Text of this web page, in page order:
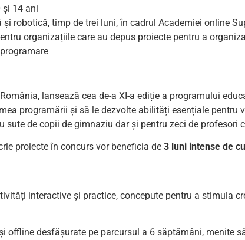
și 14 ani
robotică, timp de trei luni, în cadrul Academiei online
organizațiile care au depus proiecte pentru a
lansează cea de-a XI-a ediție a programului
programării și să le dezvolte abilități esențiale pentru
de copii de gimnaziu dar și pentru zeci de profesori
proiecte în concurs vor beneficia de 3 luni intense de
interactive și practice, concepute pentru a stimula
offline desfășurate pe parcursul a 6 săptămâni, menite